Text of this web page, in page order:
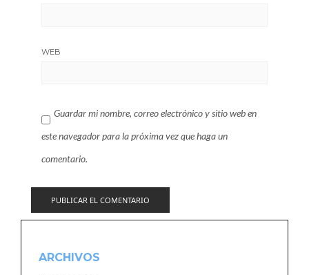
WEB
Guardar mi nombre, correo electrónico y sitio web en
este navegador para la próxima vez que haga un
comentario.
ARCHIVOS